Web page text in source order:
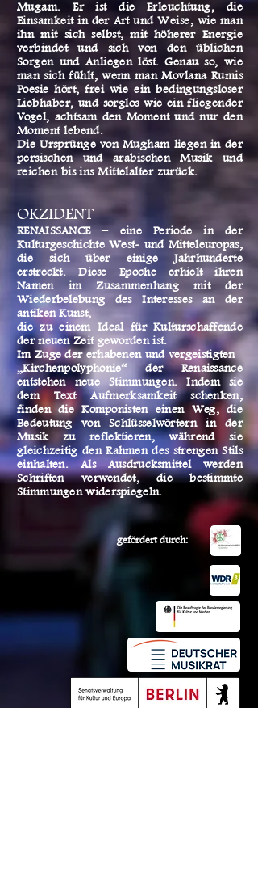
Mugam. Er ist die Erleuchtung, die
Einsamkeit in der Art und Weise, wie man
ihn mit sich selbst, mit höherer Energie
verbindet und sich von den üblichen
Sorgen und Anliegen löst. Genau so, wie
man sich fühlt, wenn man Movlana Rumis
Poesie hört, frei wie ein bedingungsloser
Liebhaber, und sorglos wie ein fliegender
Vogel, achtsam den Moment und nur den
Moment lebend.
Die Ursprünge von Mugham liegen in der
persischen und arabischen Musik und
reichen bis ins Mittelalter zurück.
OKZIDENT
RENAISSANCE – eine Periode in der
Kulturgeschichte West- und Mitteleuropas,
die sich über einige Jahrhunderte
erstreckt. Diese Epoche erhielt ihren
Namen im Zusammenhang mit der
Wiederbelebung des Interesses an der
antiken Kunst,
die zu einem Ideal für Kulturschaffende
der neuen Zeit geworden ist.
Im Zuge der erhabenen und vergeistigten
„Kirchenpolyphonie“ der Renaissance
entstehen neue Stimmungen. Indem sie
dem Text Aufmerksamkeit schenken,
finden die Komponisten einen Weg, die
Bedeutung von Schlüsselwörtern in der
Musik zu reflektieren, während sie
gleichzeitig den Rahmen des strengen Stils
einhalten. Als Ausdrucksmittel werden
Schriften verwendet, die bestimmte
Stimmungen widerspiegeln.
gefördert durch: